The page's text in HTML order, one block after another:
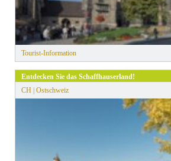
Tourist-Information
Entdecken Sie das Schaffhauserland!
CH | Ostschweiz